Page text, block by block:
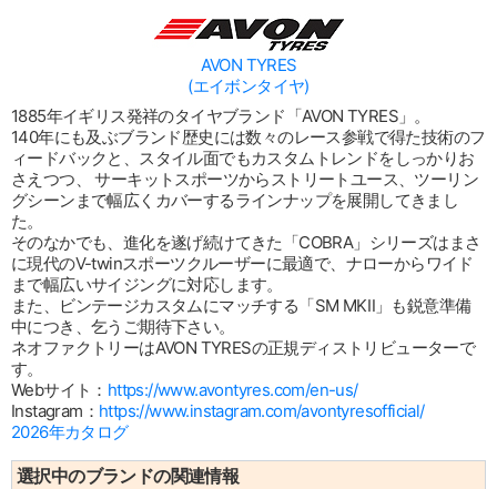
AVON TYRES
(エイボンタイヤ)
1885年イギリス発祥のタイヤブランド「AVON TYRES」。
140年にも及ぶブランド歴史には数々のレース参戦で得た技術のフ
ィードバックと、スタイル面でもカスタムトレンドをしっかりお
さえつつ、 サーキットスポーツからストリートユース、ツーリン
グシーンまで幅広くカバーするラインナップを展開してきまし
た。
そのなかでも、進化を遂げ続けてきた「COBRA」シリーズはまさ
に現代のV-twinスポーツクルーザーに最適で、ナローからワイド
まで幅広いサイジングに対応します。
また、ビンテージカスタムにマッチする「SM MKⅡ」も鋭意準備
中につき、乞うご期待下さい。
ネオファクトリーはAVON TYRESの正規ディストリビューターで
す。
Webサイト： https://www.avontyres.com/en-us/
Instagram： https://www.instagram.com/avontyresofficial/
2026年カタログ
選択中のブランドの関連情報